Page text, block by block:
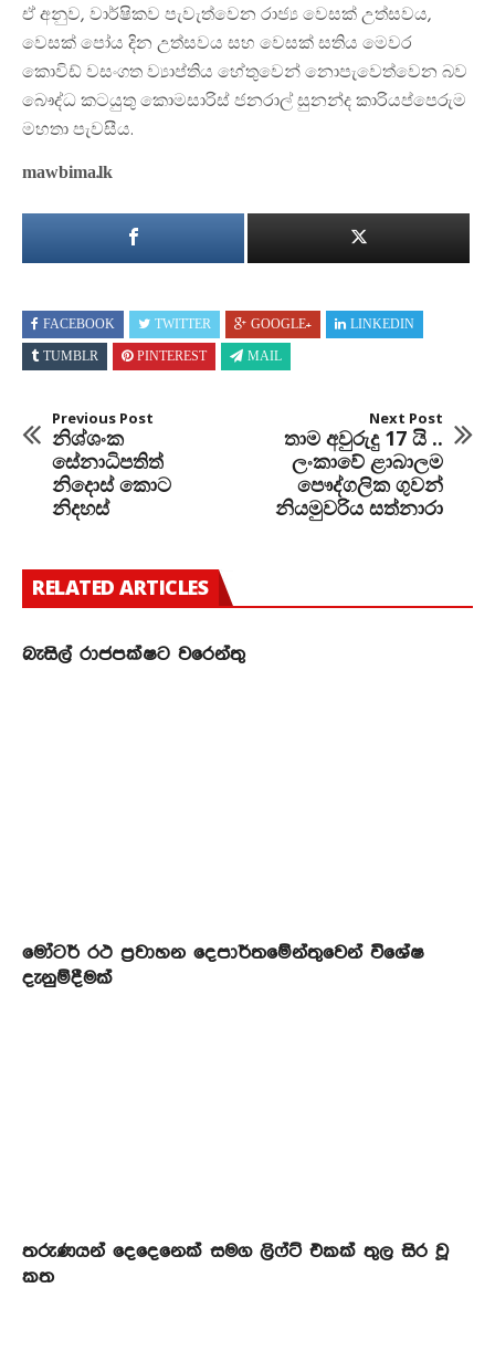
ඒ අනුව, වාර්ෂිකව පැවැත්වෙන රාජ්‍ය වෙසක් උත්සවය,
වෙසක් පෝය දින උත්සවය සහ වෙසක් සතිය මෙවර
කොවිඩ් වසංගත ව්‍යාප්තිය හේතුවෙන් නොපැවෙත්වෙන බව
බෞද්ධ කටයුතු කොමසාරිස් ⁣ජනරාල් සුනන්ද කාරියප්පෙරුම
මහතා පැවසීය.
mawbima.lk
FACEBOOK TWITTER GOOGLE+ LINKEDIN
TUMBLR PINTEREST MAIL
Previous Post
නිශ්ශංක
සේනාධිපතිත්
නිදොස් කොට
නිදහස්
Next Post
තාම අවුරුදු 17 යි ..
ලංකාවේ ළාබාලම
පෞද්ගලික ගුවන්
නියමුවරිය සත්නාරා
RELATED ARTICLES
බැසිල් රාජපක්ෂට වරෙන්තු
මෝටර් රථ ප්‍රවාහන දෙපාර්තමේන්තුවෙන් විශේෂ
දැනුම්දීමක්
තරුණයන් දෙදෙනෙක් සමග ලිෆ්ට් එකක් තුල සිර වූ
කත